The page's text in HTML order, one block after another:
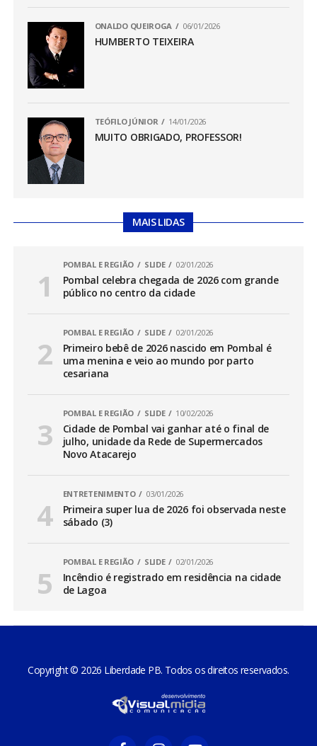
ONALDO QUEIROGA 06/01/2026
HUMBERTO TEIXEIRA
TEÓFILO JÚNIOR 14/01/2026
MUITO OBRIGADO, PROFESSOR!
MAIS LIDAS
POMBAL E REGIÃO SLIDE 02/01/2026
Pombal celebra chegada de 2026 com grande
público no centro da cidade
POMBAL E REGIÃO SLIDE 02/01/2026
Primeiro bebê de 2026 nascido em Pombal é
uma menina e veio ao mundo por parto
cesariana
POMBAL E REGIÃO SLIDE 10/02/2026
Cidade de Pombal vai ganhar até o final de
julho, unidade da Rede de Supermercados
Novo Atacarejo
ENTRETENIMENTO 03/01/2026
Primeira super lua de 2026 foi observada neste
sábado (3)
POMBAL E REGIÃO SLIDE 02/01/2026
Incêndio é registrado em residência na cidade
de Lagoa
Copyright © 2026 Liberdade PB. Todos os direitos reservados.